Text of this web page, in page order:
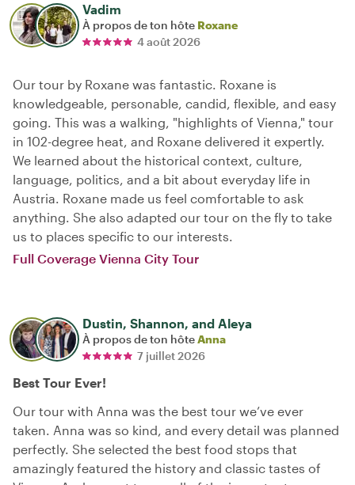
Vadim
À propos de ton hôte Roxane
4 août 2026
Our tour by Roxane was fantastic. Roxane is
knowledgeable, personable, candid, flexible, and easy
going. This was a walking, "highlights of Vienna," tour
in 102-degree heat, and Roxane delivered it expertly.
We learned about the historical context, culture,
language, politics, and a bit about everyday life in
Austria. Roxane made us feel comfortable to ask
anything. She also adapted our tour on the fly to take
us to places specific to our interests.
Full Coverage Vienna City Tour
Dustin, Shannon, and Aleya
À propos de ton hôteAnna
7 juillet 2026
Best Tour Ever!
Our tour with Anna was the best tour we’ve ever
taken. Anna was so kind, and every detail was planned
perfectly. She selected the best food stops that
amazingly featured the history and classic tastes of